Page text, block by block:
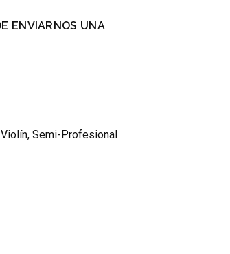
ENVIARNOS UNA
Violín, Semi-Profesional